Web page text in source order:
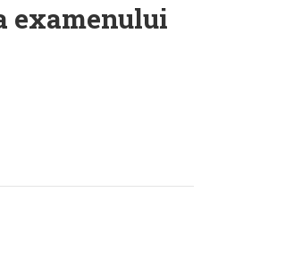
examenului